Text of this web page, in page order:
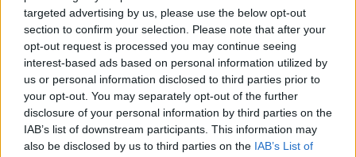
targeted advertising by us, please use the below opt-out
section to confirm your selection. Please note that after your
opt-out request is processed you may continue seeing
interest-based ads based on personal information utilized by
us or personal information disclosed to third parties prior to
your opt-out. You may separately opt-out of the further
disclosure of your personal information by third parties on the
IAB’s list of downstream participants. This information may
also be disclosed by us to third parties on the IAB’s List of